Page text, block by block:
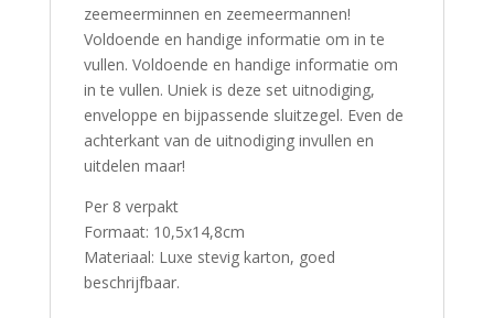
zeemeerminnen en zeemeermannen!
Voldoende en handige informatie om in te
vullen. Voldoende en handige informatie om
in te vullen. Uniek is deze set uitnodiging,
enveloppe en bijpassende sluitzegel. Even de
achterkant van de uitnodiging invullen en
uitdelen maar!
Per 8 verpakt
Formaat: 10,5x14,8cm
Materiaal: Luxe stevig karton, goed
beschrijfbaar.